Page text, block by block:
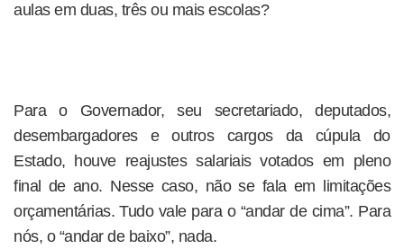
aulas em duas, três ou mais escolas?
Para o Governador, seu secretariado, deputados,
desembargadores e outros cargos da cúpula do
Estado, houve reajustes salariais votados em pleno
final de ano. Nesse caso, não se fala em limitações
orçamentárias. Tudo vale para o “andar de cima”. Para
nós, o “andar de baixo”, nada.